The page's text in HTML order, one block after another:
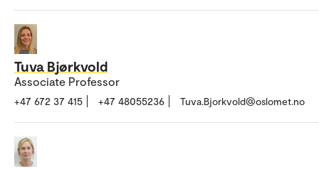
Tuva Bjørkvold
Associate Professor
+47 672 37 415 +47 48055236 Tuva.Bjorkvold@oslomet.no